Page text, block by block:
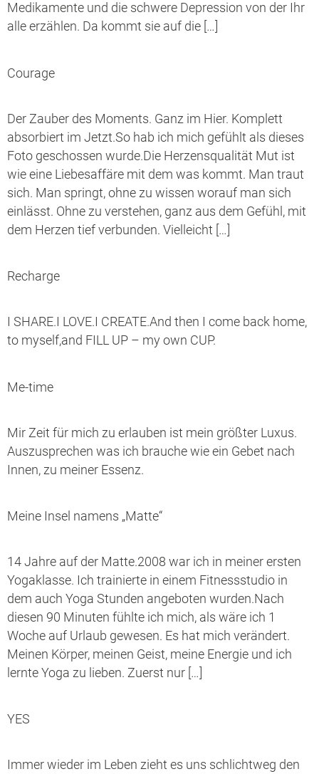
Medikamente und die schwere Depression von der Ihr
alle erzählen. Da kommt sie auf die […]
Courage
Der Zauber des Moments. Ganz im Hier. Komplett
absorbiert im Jetzt.So hab ich mich gefühlt als dieses
Foto geschossen wurde.Die Herzensqualität Mut ist
wie eine Liebesaffäre mit dem was kommt. Man traut
sich. Man springt, ohne zu wissen worauf man sich
einlässt. Ohne zu verstehen, ganz aus dem Gefühl, mit
dem Herzen tief verbunden. Vielleicht […]
Recharge
I SHARE.I LOVE.I CREATE.And then I come back home,
to myself,and FILL UP – my own CUP.
Me-time
Mir Zeit für mich zu erlauben ist mein größter Luxus.
Auszusprechen was ich brauche wie ein Gebet nach
Innen, zu meiner Essenz.
Meine Insel namens „Matte“
14 Jahre auf der Matte.2008 war ich in meiner ersten
Yogaklasse. Ich trainierte in einem Fitnessstudio in
dem auch Yoga Stunden angeboten wurden.Nach
diesen 90 Minuten fühlte ich mich, als wäre ich 1
Woche auf Urlaub gewesen. Es hat mich verändert.
Meinen Körper, meinen Geist, meine Energie und ich
lernte Yoga zu lieben. Zuerst nur […]
YES
Immer wieder im Leben zieht es uns schlichtweg den